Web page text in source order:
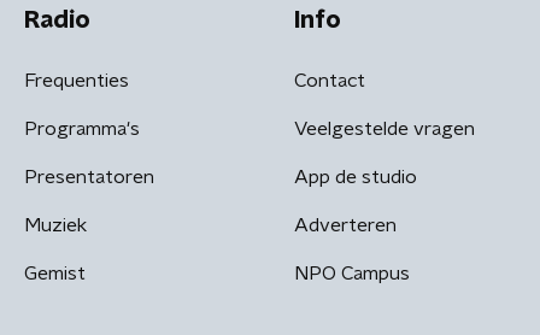
Radio
Frequenties
Programma's
Presentatoren
Muziek
Gemist
Info
Contact
Veelgestelde vragen
App de studio
Adverteren
NPO Campus